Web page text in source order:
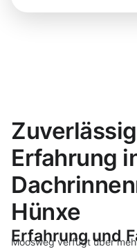
Erfahrung
Hünxe
Erfahrung und
Moosweg verfügt über